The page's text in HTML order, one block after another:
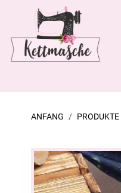
ANFANG PRODUKTE